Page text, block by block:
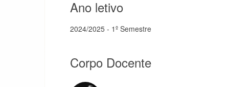
Ano letivo
2024/2025 - 1º Semestre
Corpo Docente